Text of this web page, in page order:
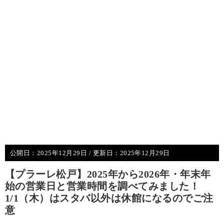
公開日： 2025年12月29日 / 更新日： 2025年12月29日
【プラーレ松戸】2025年から2026年・年末年
始の営業日と営業時間を調べてみました！
1/1（木）はスタバ以外は休館になるのでご注
意